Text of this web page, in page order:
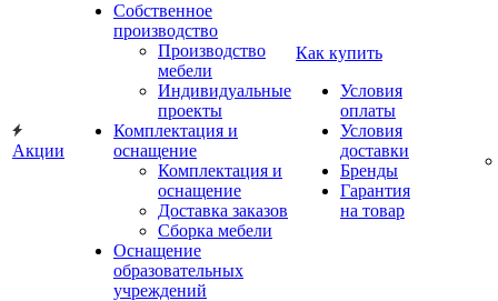
Акции
Собственное
производство
Производство
мебели
Индивидуальные
проекты
Комплектация и
оснащение
Комплектация и
оснащение
Доставка заказов
Сборка мебели
Оснащение
образовательных
учреждений
Как купить
Условия
оплаты
Условия
доставки
Бренды
Гарантия
на товар